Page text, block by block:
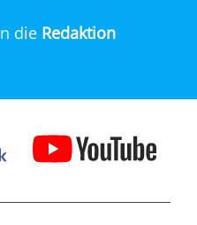
die Redaktion